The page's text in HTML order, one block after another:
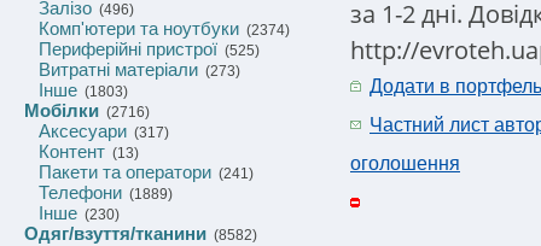
Залізо (496)
Комп'ютери та ноутбуки (2374)
Периферійні пристрої (525)
Витратні матеріали (273)
Інше (1803)
Мобілки (2716)
Аксесуари (317)
Контент (13)
Пакети та оператори (241)
Телефони (1889)
Інше (230)
Одяг/взуття/тканини (8582)
за 1-2 дні.
http://
Додати в портфель
Частний лист
оголошення